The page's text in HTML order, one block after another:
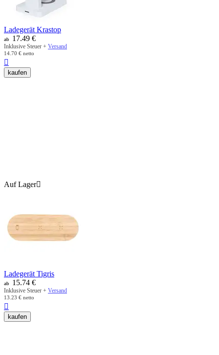
Ladegerät Krastop
ab 17.49 €
Inklusive Steuer + Versand
14.70 € netto

kaufen
Auf Lager
Ladegerät Tigris
ab 15.74 €
Inklusive Steuer + Versand
13.23 € netto

kaufen